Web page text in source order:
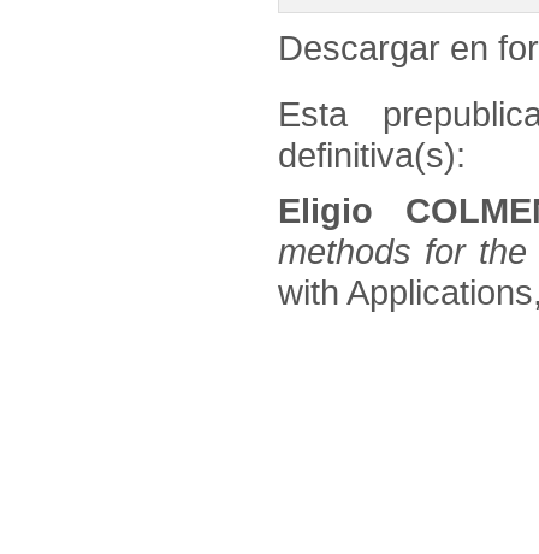
Descargar en
Esta
definitiva(s):
Eligio
methods for the
with